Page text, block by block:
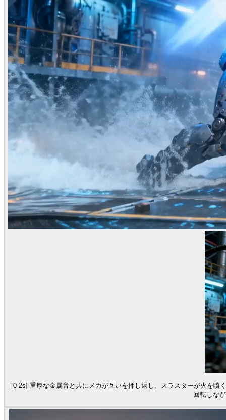
[0-2s] 重厚な金属音と共にメカが互いを押し返し、スラスターが火を
回転しな